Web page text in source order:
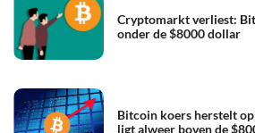
Cryptomarkt verliest:
onder de $8000 dollar
Bitcoin koers herstelt
ligt alweer boven de